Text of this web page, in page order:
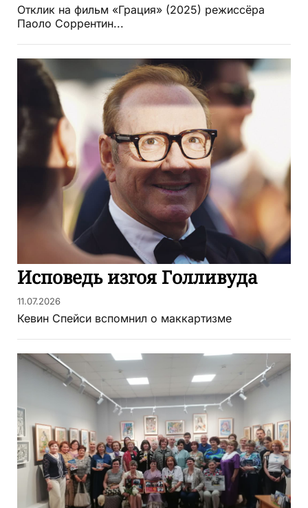
Отклик на фильм «Грация» (2025) режиссёра
Паоло Соррентин...
Исповедь изгоя Голливуда
11.07.2026
Кевин Спейси вспомнил о маккартизме